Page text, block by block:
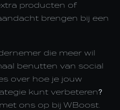
producten of
brengen bij een
die meer wil
benutten van social
over hoe je jouw
kunt verbeteren?
ons op bij WBoost.